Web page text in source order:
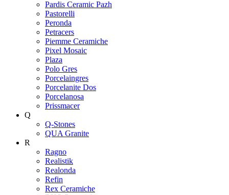
Pardis Ceramic Pazh
Pastorelli
Peronda
Petracers
Piemme Ceramiche
Pixel Mosaic
Plaza
Polo Gres
Porcelaingres
Porcelanite Dos
Porcelanosa
Prissmacer
Q
Q-Stones
QUA Granite
R
Ragno
Realistik
Realonda
Refin
Rex Ceramiche